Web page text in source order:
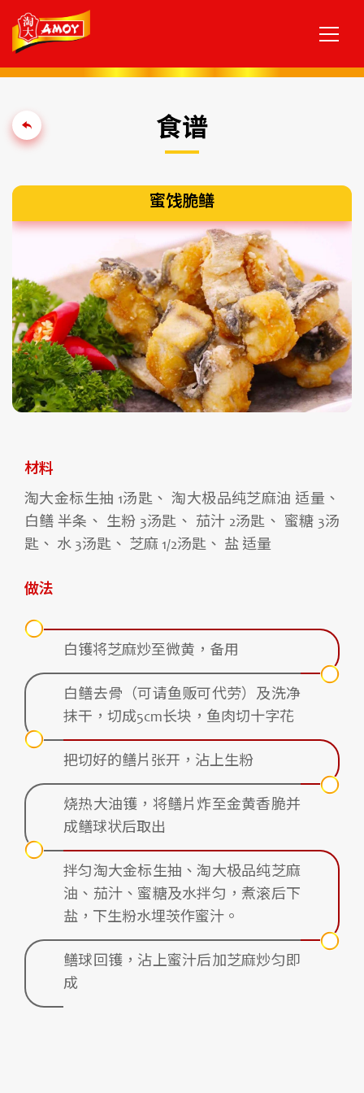
食谱
蜜饯脆鳝
材料
淘大金标生抽 1汤匙、 淘大极品纯芝麻油 适量、
白鳝 半条、 生粉 3汤匙、 茄汁 2汤匙、 蜜糖 3汤
匙、 水 3汤匙、 芝麻 1/2汤匙、 盐 适量
做法
白镬将芝麻炒至微黄，备用
白鳝去骨（可请鱼贩可代劳）及洗净
抹干，切成5cm长块，鱼肉切十字花
把切好的鳝片张开，沾上生粉
烧热大油镬，将鳝片炸至金黄香脆并
成鳝球状后取出
拌匀淘大金标生抽、淘大极品纯芝麻
油、茄汁、蜜糖及水拌匀，煮滚后下
盐，下生粉水埋茨作蜜汁。
鳝球回镬，沾上蜜汁后加芝麻炒匀即
成